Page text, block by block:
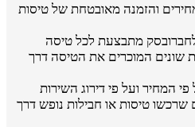
והזמנה מאובטחת של טיסות
מתבצעת לכל טיסה
שונים המוכרים את הטיסה דרך
המחיר ועל פי דירוג השירות
שרכשו טיסות או חבילות נופש דרך